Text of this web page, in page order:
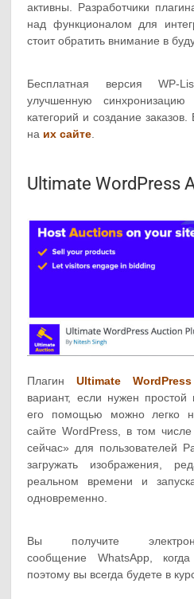
активны. Разработчики
над функционалом для
стоит обратить внимание в
Бесплатная версия WP-
улучшенную синхронизацию
категорий и создание
на их сайте.
Ultimate WordPress
ПлагинUltimate
вариант, если нужен
его помощью можно легко
сайте WordPress, в том числе
сейчас» для пользователей
загружать изображения,
реальном времени и
одновременно.
Вы получите
сообщение WhatsApp, когда
поэтому вы всегда будете в